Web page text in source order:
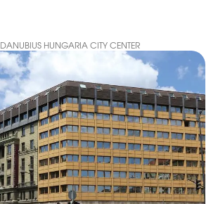
DANUBIUS HUNGARIA CITY CENTER